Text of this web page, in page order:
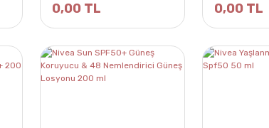
0,00 TL 0,00 TL